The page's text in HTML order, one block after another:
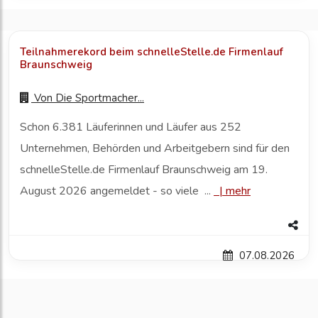
Teilnahmerekord beim schnelleStelle.de Firmenlauf
Braunschweig
Von Die Sportmacher...
Schon 6.381 Läuferinnen und Läufer aus 252
Unternehmen, Behörden und Arbeitgebern sind für den
schnelleStelle.de Firmenlauf Braunschweig am 19.
August 2026 angemeldet - so viele ...
| mehr
07.08.2026